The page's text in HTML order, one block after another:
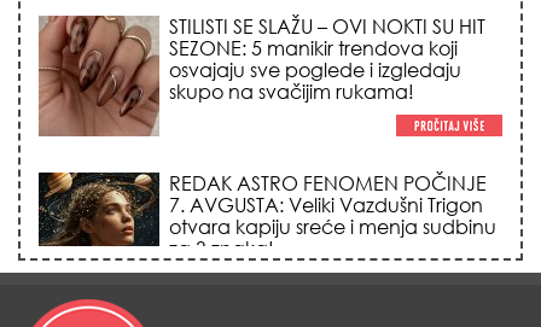
REDAK ASTRO FENOMEN POČINJE
7. AVGUSTA: Veliki Vazdušni Trigon
otvara kapiju sreće i menja sudbinu
za 3 znaka!
LJUDI U SRBIJI MASOVNO KUPUJU
OVO ČUDO OD 200 DINARA: Trik sa
peškirom i ledom koji rashlađuje stan
na +35 za 10 minuta (BEZ KLIME)!